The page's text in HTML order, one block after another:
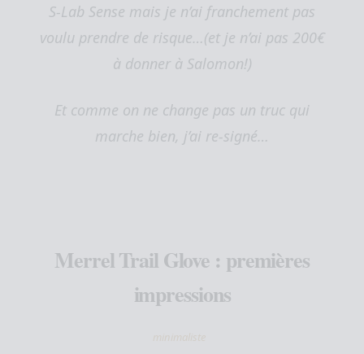
S-Lab Sense mais je n’ai franchement pas
voulu prendre de risque…(et je n’ai pas 200€
à donner à Salomon!)
Et comme on ne change pas un truc qui
marche bien, j’ai re-signé…
Merrel Trail Glove : premières
impressions
minimaliste